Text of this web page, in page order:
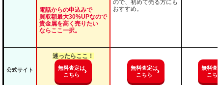
電話からの申込みで
買取額最大30%UPなので
貴金属を高く売りたい
ならここ一択。
ので、初めて売る方にも
おすすめ。
公式サイト
迷ったらここ！
無料査定は
こちら
無料査定は
こちら
無料査
こち